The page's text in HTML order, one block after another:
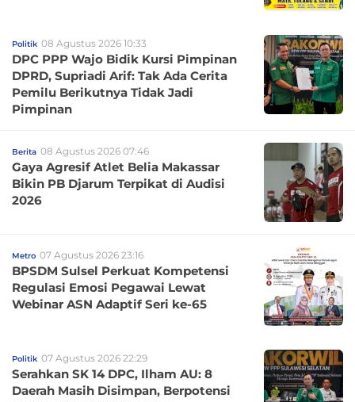
Politik 08 Agustus 2026 10:33
DPC PPP Wajo Bidik Kursi Pimpinan
DPRD, Supriadi Arif: Tak Ada Cerita
Pemilu Berikutnya Tidak Jadi
Pimpinan
Berita 08 Agustus 2026 07:46
Gaya Agresif Atlet Belia Makassar
Bikin PB Djarum Terpikat di Audisi
2026
Metro 07 Agustus 2026 23:16
BPSDM Sulsel Perkuat Kompetensi
Regulasi Emosi Pegawai Lewat
Webinar ASN Adaptif Seri ke-65
Politik 07 Agustus 2026 22:29
Serahkan SK 14 DPC, Ilham AU: 8
Daerah Masih Disimpan, Berpotensi